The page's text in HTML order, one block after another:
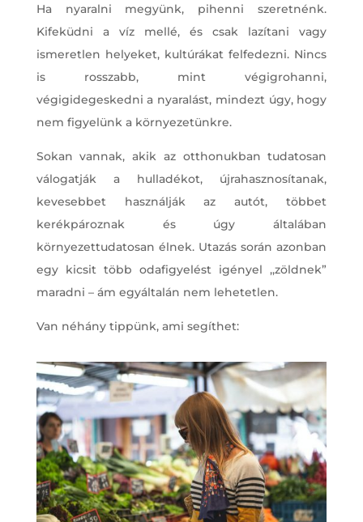
Ha nyaralni megyünk, pihenni szeretnénk.
Kifeküdni a víz mellé, és csak lazítani vagy
ismeretlen helyeket, kultúrákat felfedezni. Nincs
is rosszabb, mint végigrohanni,
végigidegeskedni a nyaralást, mindezt úgy, hogy
nem figyelünk a környezetünkre.
Sokan vannak, akik az otthonukban tudatosan
válogatják a hulladékot, újrahasznosítanak,
kevesebbet használják az autót, többet
kerékpároznak és úgy általában
környezettudatosan élnek. Utazás során azonban
egy kicsit több odafigyelést igényel ,,zöldnek”
maradni – ám egyáltalán nem lehetetlen.
Van néhány tippünk, ami segíthet: